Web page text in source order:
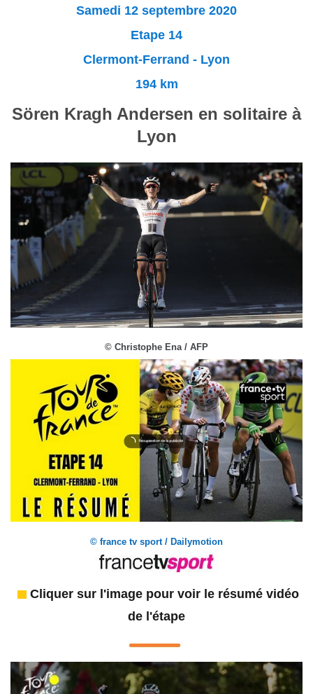
Samedi 12 septembre 2020
Etape 14
Clermont-Ferrand - Lyon
194 km
Sören Kragh Andersen en solitaire à
Lyon
© Christophe Ena / AFP
© france tv sport / Dailymotion
Cliquer sur l'image pour voir le résumé vidéo
de l'étape